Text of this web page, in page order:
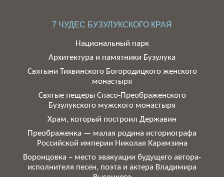
7 ЧУДЕС БУЗУЛУКСКОГО КРАЯ
Национальный парк
Архитектура и памятники Бузулука
Святыни Тихвинского Богородицкого женского
монастыря
Святые пещеры Спасо-Преображенского
Бузулукского мужского монастыря
Храм, который построил Державин
Преображенка — малая родина историографа
Российской империи Николая Карамзина
Воронцовка – место эвакуации будущего автора-
исполнителя песен, поэта и актера Владимира